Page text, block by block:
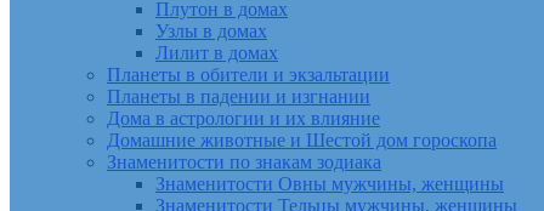
Плутон в домах
Узлы в домах
Лилит в домах
Планеты в обители и экзальтации
Планеты в падении и изгнании
Дома в астрологии и их влияние
Домашние животные и Шестой дом гороскопа
Знаменитости по знакам зодиака
Знаменитости Овны мужчины, женщины
Знаменитости Тельцы мужчины, женщины